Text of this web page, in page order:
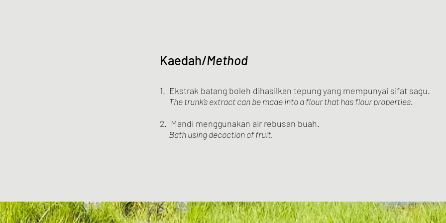
Kaedah/Method
1. Ekstrak batang boleh dihasilkan tepung yang mempunyai sifat sagu.
The trunk’s extract can be made into a flour that has flour properties.
2. Mandi menggunakan air rebusan buah.
Bath using decoction of fruit.